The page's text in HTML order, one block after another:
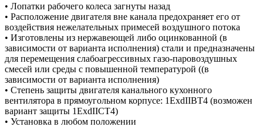
• Лопатки рабочего колеса загнуты назад
• Расположение двигателя вне канала предохраняет его от
воздействия нежелательных примесей воздушного потока
• Изготовлены из нержавеющей либо оцинкованной (в
зависимости от варианта исполнения) стали и предназначены
для перемещения слабоагрессивных газо-паровоздушных
смесей или среды с повышенной температурой ((в
зависимости от варианта исполнения)
• Степень защиты двигателя канального кухонного
вентилятора в прямоугольном корпусе: 1ExdIIBT4 (возможен
вариант защиты 1ExdIICT4)
• Установка в любом положении